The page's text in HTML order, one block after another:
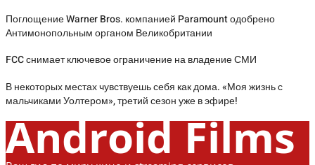
Поглощение Warner Bros. компанией Paramount одобрено
Антимонопольным органом Великобритании
FCC снимает ключевое ограничение на владение СМИ
В некоторых местах чувствуешь себя как дома. «Моя жизнь с
мальчиками Уолтером», третий сезон уже в эфире!
Android Films